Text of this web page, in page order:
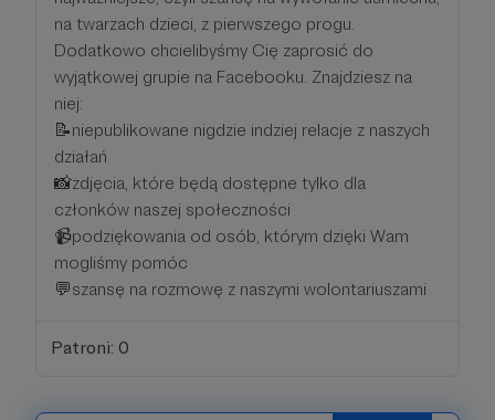
na twarzach dzieci, z pierwszego progu.
Dodatkowo chcielibyśmy Cię zaprosić do
wyjątkowej grupie na Facebooku. Znajdziesz na
niej:
📝niepublikowane nigdzie indziej relacje z naszych
działań
📸zdjęcia, które będą dostępne tylko dla
członków naszej społeczności
📹podziękowania od osób, którym dzięki Wam
mogliśmy pomóc
💬szansę na rozmowę z naszymi wolontariuszami
Patroni: 0